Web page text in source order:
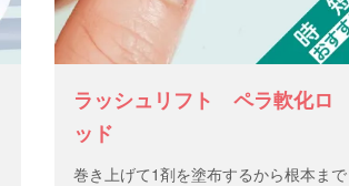
ラッシュリフト ペラ軟化ロ
ッド
巻き上げて1剤を塗布するから根本まで